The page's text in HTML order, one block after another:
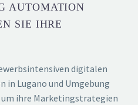
AUTOMATION
SIE IHRE
digitalen
in Lugano und Umgebung
ihre Marketingstrategien